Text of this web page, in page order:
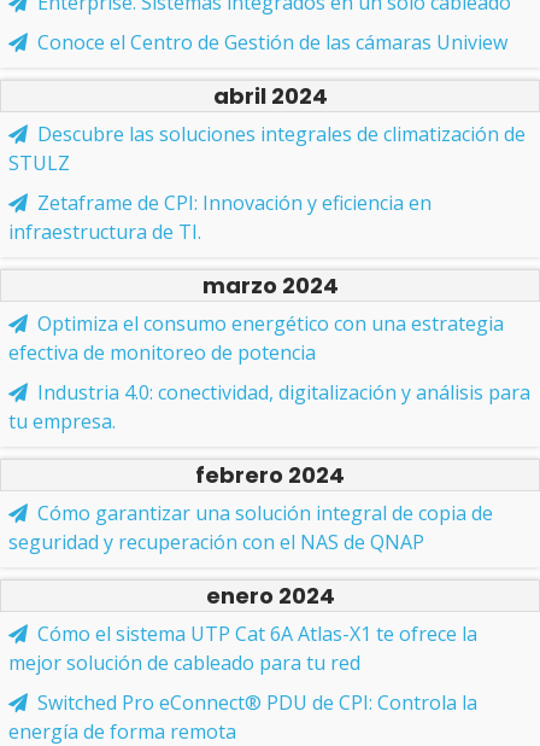
Conoce el Centro de Gestión de las cámaras Uniview
abril 2024
Descubre las soluciones integrales de climatización de
STULZ
Zetaframe de CPI: Innovación y eficiencia en
infraestructura de TI.
marzo 2024
Optimiza el consumo energético con una estrategia
efectiva de monitoreo de potencia
Industria 4.0: conectividad, digitalización y análisis para
tu empresa.
febrero 2024
Cómo garantizar una solución integral de copia de
seguridad y recuperación con el NAS de QNAP
enero 2024
Cómo el sistema UTP Cat 6A Atlas-X1 te ofrece la
mejor solución de cableado para tu red
Switched Pro eConnect® PDU de CPI: Controla la
energía de forma remota